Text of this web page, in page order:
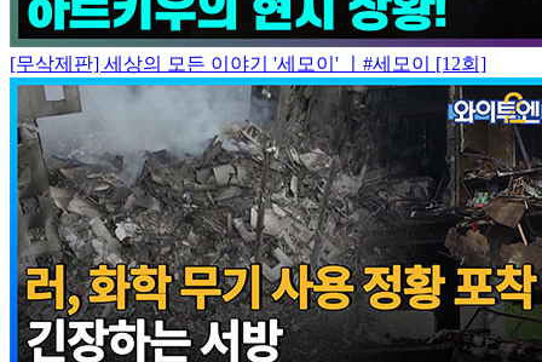
[무삭제판] 세상의 모든 이야기 '세모이' ㅣ#세모이 [12회]